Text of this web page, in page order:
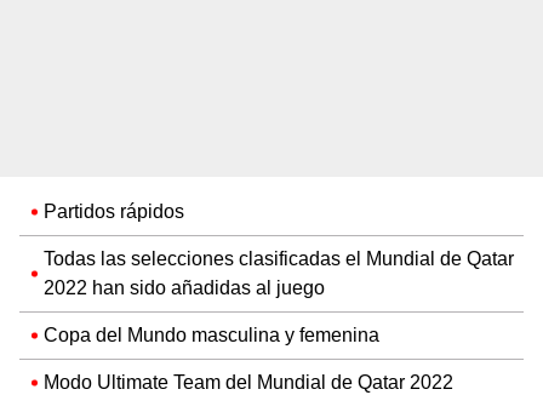
Partidos rápidos
Todas las selecciones clasificadas el Mundial de Qatar
2022 han sido añadidas al juego
Copa del Mundo masculina y femenina
Modo Ultimate Team del Mundial de Qatar 2022